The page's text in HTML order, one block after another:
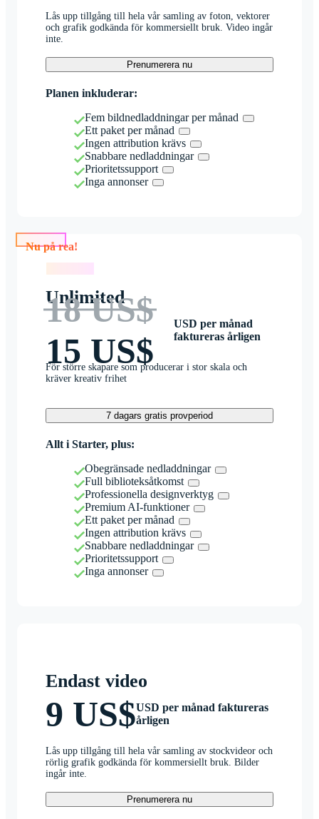
Lås upp tillgång till hela vår samling av foton, vektorer
och grafik godkända för kommersiellt bruk. Video ingår
inte.
Prenumerera nu
Planen inkluderar:
Fem bildnedladdningar per månad
Ett paket per månad
Ingen attribution krävs
Snabbare nedladdningar
Prioritetssupport
Inga annonser
Nu på rea!
Unlimited
18 US$
15 US$
USD per månad
faktureras årligen
För större skapare som producerar i stor skala och
kräver kreativ frihet
7 dagars gratis provperiod
Allt i Starter, plus:
Obegränsade nedladdningar
Full biblioteksåtkomst
Professionella designverktyg
Premium AI-funktioner
Ett paket per månad
Ingen attribution krävs
Snabbare nedladdningar
Prioritetssupport
Inga annonser
Endast video
9 US$USD per månad faktureras
årligen
Lås upp tillgång till hela vår samling av stockvideor och
rörlig grafik godkända för kommersiellt bruk. Bilder
ingår inte.
Prenumerera nu